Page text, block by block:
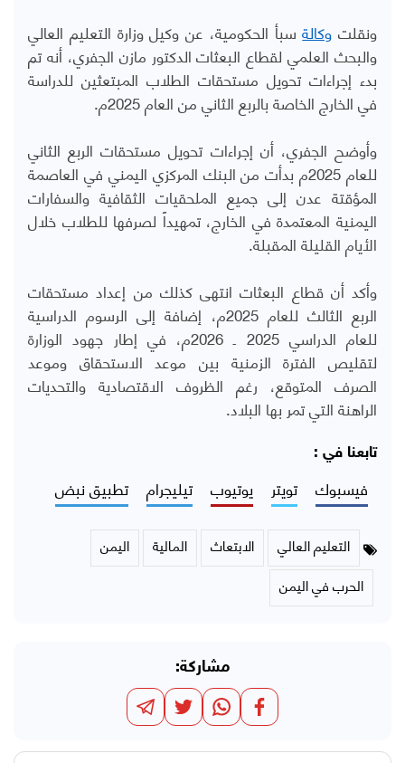
ونقلت وكالةسبأ الحكومية، عن وكيل وزارة التعليم العالي
والبحث العلمي لقطاع البعثات الدكتور مازن الجفري، أنه تم
بدء إجراءات تحويل مستحقات الطلاب المبتعثين للدراسة
في الخارج الخاصة بالربع الثاني من العام 2025م.
وأوضح الجفري، أن إجراءات تحويل مستحقات الربع الثاني
للعام 2025م بدأت من البنك المركزي اليمني في العاصمة
المؤقتة عدن إلى جميع الملحقيات الثقافية والسفارات
اليمنية المعتمدة في الخارج، تمهيداً لصرفها للطلاب خلال
الأيام القليلة المقبلة.
وأكد أن قطاع البعثات انتهى كذلك من إعداد مستحقات
الربع الثالث للعام 2025م، إضافة إلى الرسوم الدراسية
للعام الدراسي 2025 ـ 2026م، في إطار جهود الوزارة
لتقليص الفترة الزمنية بين موعد الاستحقاق وموعد
الصرف المتوقع، رغم الظروف الاقتصادية والتحديات
الراهنة التي تمر بها البلاد.
تابعنا في :
فيسبوك تويتر يوتيوب تيليجرام تطبيق نبض
التعليم العالي الابتعاث المالية
اليمن
الحرب في اليمن
مشاركة: